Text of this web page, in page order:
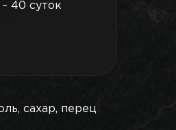
40 суток
сахар, перец